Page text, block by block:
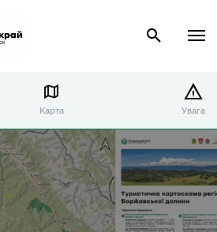
Карта Увага